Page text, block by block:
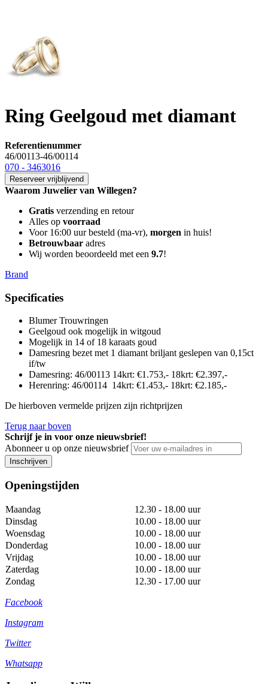
Ring Geelgoud met diamant
Referentienummer
46/00113-46/00114
070 - 3463016
Reserveer vrijblijvend
Waarom Juwelier van Willegen?
Gratis verzending en retour
Alles op voorraad
Voor 16:00 uur besteld (ma-vr), morgen in huis!
Betrouwbaar adres
Wij worden beoordeeld met een 9.7!
Brand
Specificaties
Blumer Trouwringen
Geelgoud ook mogelijk in witgoud
Mogelijk in 14 of 18 karaats goud
Damesring bezet met 1 diamant briljant geslepen van 0,15ct
if/tw
Damesring: 46/00113 14krt: €1.753,- 18krt: €2.397,-
Herenring: 46/00114 14krt: €1.453,- 18krt: €2.185,-
De hierboven vermelde prijzen zijn richtprijzen
Terug naar boven
Schrijf je in voor onze nieuwsbrief!
Abonneer u op onze nieuwsbrief
Inschrijven
Openingstijden
Maandag
12.30 - 18.00 uur
Dinsdag
10.00 - 18.00 uur
Woensdag
10.00 - 18.00 uur
Donderdag
10.00 - 18.00 uur
Vrijdag
10.00 - 18.00 uur
Zaterdag
10.00 - 18.00 uur
Zondag
12.30 - 17.00 uur
Facebook
Instagram
Twitter
Whatsapp